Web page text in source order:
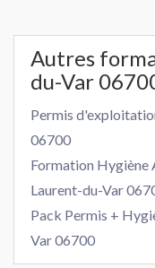
Autres
du-Var
Permis
06700
Formation Hygiène
Laurent-du-Var
Pack Permis +
Var 06700